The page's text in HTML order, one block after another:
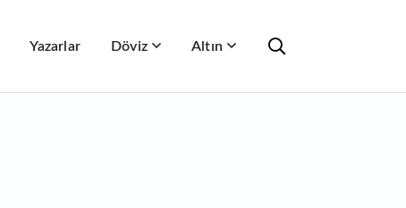
Yazarlar Döviz Altın